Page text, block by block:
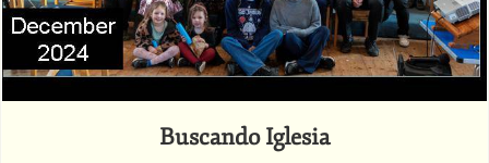
Buscando Iglesia